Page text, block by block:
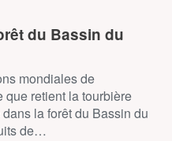
du Bassin du
mondiales de
retient la tourbière
la forêt du Bassin du
de…